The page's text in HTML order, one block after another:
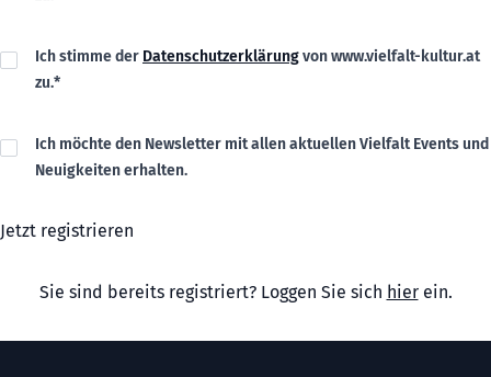
Datenschutz-Einwilligung*
Ich stimme der Datenschutzerklärungvon www.vielfalt-kultur.at
zu.*
Newslettereinwilligung
Ich möchte den Newsletter mit allen aktuellen Vielfalt Events und
Neuigkeiten erhalten.
Jetzt registrieren
Sie sind bereits registriert? Loggen Sie sich hierein.